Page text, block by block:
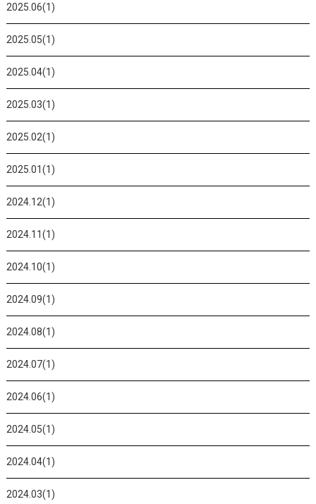
2025.06(1)
2025.05(1)
2025.04(1)
2025.03(1)
2025.02(1)
2025.01(1)
2024.12(1)
2024.11(1)
2024.10(1)
2024.09(1)
2024.08(1)
2024.07(1)
2024.06(1)
2024.05(1)
2024.04(1)
2024.03(1)